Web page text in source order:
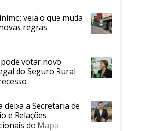
veja o que muda
regras
votar novo
do Seguro Rural
deixa a Secretaria de
e Relações
do Mapa